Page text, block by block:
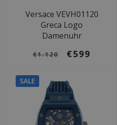
Versace VEVH01120
Greca Logo
Damenuhr
€1.120 €599
SALE